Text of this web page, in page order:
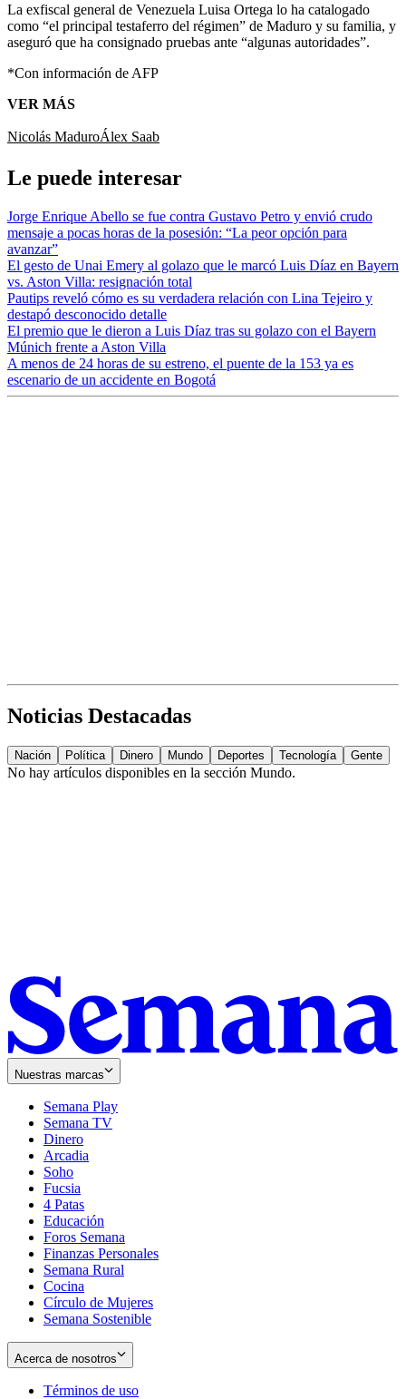
La exfiscal general de Venezuela Luisa Ortega lo ha catalogado
como “el principal testaferro del régimen” de Maduro y su familia, y
aseguró que ha consignado pruebas ante “algunas autoridades”.
*Con información de AFP
VER MÁS
Nicolás MaduroÁlex Saab
Le puede interesar
Jorge Enrique Abello se fue contra Gustavo Petro y envió crudo
mensaje a pocas horas de la posesión: “La peor opción para
avanzar”
El gesto de Unai Emery al golazo que le marcó Luis Díaz en Bayern
vs. Aston Villa: resignación total
Pautips reveló cómo es su verdadera relación con Lina Tejeiro y
destapó desconocido detalle
El premio que le dieron a Luis Díaz tras su golazo con el Bayern
Múnich frente a Aston Villa
A menos de 24 horas de su estreno, el puente de la 153 ya es
escenario de un accidente en Bogotá
Noticias Destacadas
Nación Política Dinero Mundo Deportes Tecnología Gente
No hay artículos disponibles en la sección Mundo.
Nuestras marcas
Semana Play
Semana TV
Dinero
Arcadia
Soho
in
new
window
Fucsia
in
new
window
4 Patas
Educación
Foros Semana
Finanzas Personales
Semana Rural
Cocina
Círculo de Mujeres
Semana Sostenible
Acerca de nosotros
Términos de uso